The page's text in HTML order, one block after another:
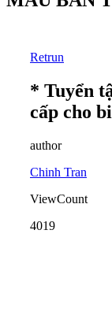
Retrun
* Tuyển
cấp cho
author
Chinh Tran
ViewCount
4019